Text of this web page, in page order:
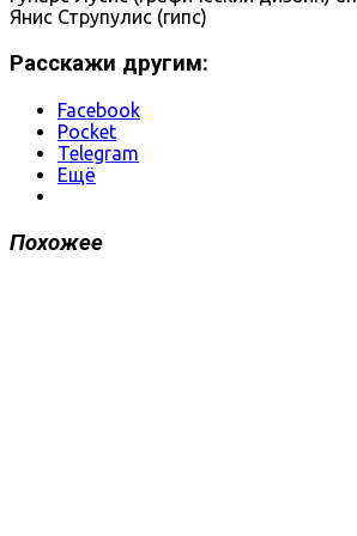
Янис Струпулис (гипс)
Расскажи другим:
Facebook
Pocket
Telegram
Ещё
Похожее